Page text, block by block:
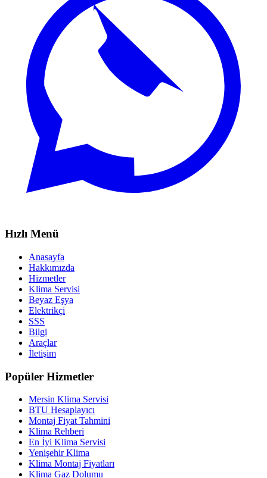
Hızlı Menü
Anasayfa
Hakkımızda
Hizmetler
Klima Servisi
Beyaz Eşya
Elektrikçi
SSS
Bilgi
Araçlar
İletişim
Popüler Hizmetler
Mersin Klima Servisi
BTU Hesaplayıcı
Montaj Fiyat Tahmini
Klima Rehberi
En İyi Klima Servisi
Yenişehir Klima
Klima Montaj Fiyatları
Klima Gaz Dolumu